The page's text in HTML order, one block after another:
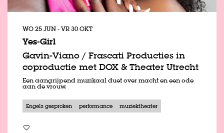
Yes-Girl
Gavin-Viano / Frascati Producties in
coproductie met DOX & Theater Utrecht
WO 25 JUN-VR 30 OKT
Een aangrijpend muzikaal duet over macht en een ode
aan de vrouw.
Engels gesproken performance muziektheater